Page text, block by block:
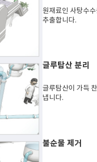
원재료인 사탕수
추출합니다.
글루탐산 분리
글루탐산이 가득
냅니다.
불순물 제거